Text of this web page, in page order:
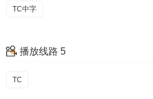
TC中字
播放线路 5
TC